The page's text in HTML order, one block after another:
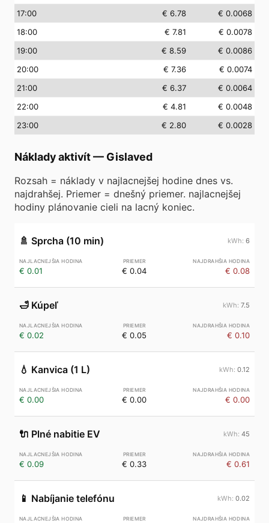
17:00 € 6.78
€ 0.0068
18:00 € 7.81
€ 0.0078
19:00 € 8.59
€ 0.0086
20:00 € 7.36
€ 0.0074
21:00 € 6.37
€ 0.0064
22:00 € 4.81
€ 0.0048
23:00 € 2.80 € 0.0028
Náklady aktivít— Gislaved
Rozsah = náklady v najlacnejšej hodine dnes vs.
najdrahšej. Priemer = dnešný priemer. najlacnejšej
hodiny plánovanie cieli na lacný koniec.
🚿 Sprcha (10 min) 6
€ 0.01 € 0.04 € 0.08
🛁 Kúpeľ 7.5
€ 0.02 € 0.05 € 0.10
💧 Kanvica (1 L) 0.12
€ 0.00 € 0.00 € 0.00
🔌 Plné nabitie EV 45
€ 0.09 € 0.33 € 0.61
📱 Nabíjanie telefónu 0.02